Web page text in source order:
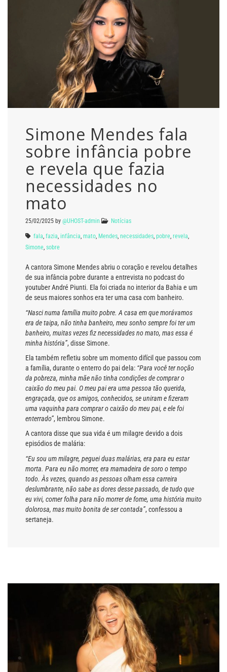
Simone Mendes fala
sobre infância pobre
e revela que fazia
necessidades no
mato
25/02/2025 by @UHOST-admin Notícias
fala, fazia, infância, mato, Mendes, necessidades, pobre, revela,
Simone, sobre
A cantora Simone Mendes abriu o coração e revelou detalhes
de sua infância pobre durante a entrevista no podcast do
youtuber André Piunti. Ela foi criada no interior da Bahia e um
de seus maiores sonhos era ter uma casa com banheiro.
“Nasci numa família muito pobre. A casa em que morávamos
era de taipa, não tinha banheiro, meu sonho sempre foi ter um
banheiro, muitas vezes fiz necessidades no mato, mas essa é
minha história”, disse Simone.
Ela também refletiu sobre um momento difícil que passou com
a família, durante o enterro do pai dela: “Para você ter noção
da pobreza, minha mãe não tinha condições de comprar o
caixão do meu pai. O meu pai era uma pessoa tão querida,
engraçada, que os amigos, conhecidos, se uniram e fizeram
uma vaquinha para comprar o caixão do meu pai, e ele foi
enterrado”, lembrou Simone.
A cantora disse que sua vida é um milagre devido a dois
episódios de malária:
“Eu sou um milagre, peguei duas malárias, era para eu estar
morta. Para eu não morrer, era mamadeira de soro o tempo
todo. Às vezes, quando as pessoas olham essa carreira
deslumbrante, não sabe as dores desse passado, de tudo que
eu vivi, comer folha para não morrer de fome, uma história muito
dolorosa, mas muito bonita de ser contada”, confessou a
sertaneja.